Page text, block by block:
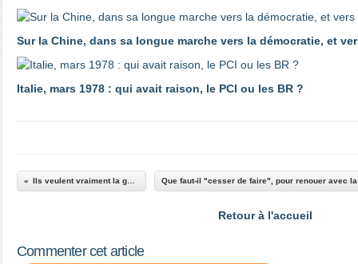
Sur la Chine, dans sa longue marche vers la démocratie, et
Italie, mars 1978 : qui avait raison, le PCI ou les BR ?
Retour à l'accueil
Commenter cet article